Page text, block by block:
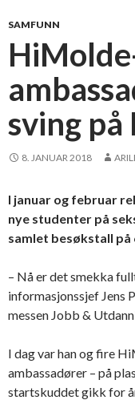
SAMFUNN
sving
8. JANUAR 2018
I januar og februar
nye studenter på
samlet besøkstall på
– Nå er det smekka
informasjonssjef Jens
messen Jobb &
I dag var han og fire
ambassadører – på
startskuddet gikk for